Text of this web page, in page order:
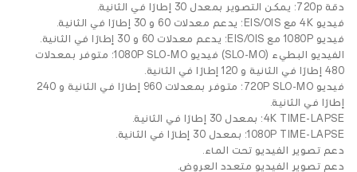
دقة 720p: يمكن التصوير بمعدل 30 إطارًا في الثانية.
فيديو 4K مع EIS/OIS: يدعم معدلات 60 و 30 إطارًا في الثانية.
فيديو 1080P مع EIS/OIS: يدعم معدلات 60 و 30 إطارًا في الثانية.
الفيديو البطيء (SLO-MO) فيديو 1080P SLO-MO: متوفر بمعدلات
480 إطارًا في الثانية و 120 إطارًا في الثانية.
فيديو 720P SLO-MO: متوفر بمعدلات 960 إطارًا في الثانية و 240
إطارًا في الثانية.
4K TIME-LAPSE: بمعدل 30 إطارًا في الثانية.
1080P TIME-LAPSE: بمعدل 30 إطارًا في الثانية.
دعم تصوير الفيديو تحت الماء.
دعم تصوير الفيديو متعدد العروض.